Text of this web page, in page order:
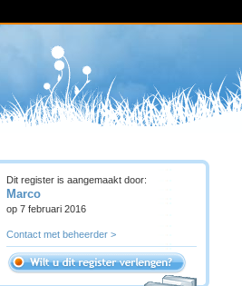
Dit register is aangemaakt door:
Marco
op 7 februari 2016
Contact met beheerder >